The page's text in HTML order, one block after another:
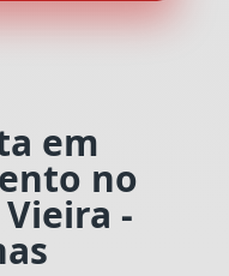
em
no
-